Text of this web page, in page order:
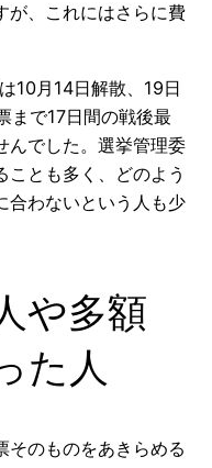
が、これにはさらに費
10月14日解散、19日
まで17日間の戦後最
んでした。選挙管理委
ことも多く、どのよう
合わないという人も少
や多額
た人
そのものをあきらめる